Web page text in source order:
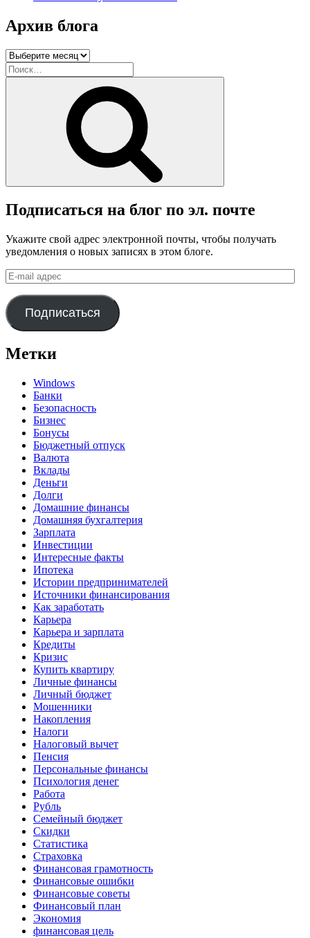
Архив блога
Архив
блога
Искать:
Подписаться на блог по эл. почте
Укажите свой адрес электронной почты, чтобы получать
уведомления о новых записях в этом блоге.
E-
mail
адрес
Подписаться
Метки
Windows
Банки
Безопасность
Бизнес
Бонусы
Бюджетный отпуск
Валюта
Вклады
Деньги
Долги
Домашние финансы
Домашняя бухгалтерия
Зарплата
Инвестиции
Интересные факты
Ипотека
Истории предпринимателей
Источники финансирования
Как заработать
Карьера
Карьера и зарплата
Кредиты
Кризис
Купить квартиру
Личные финансы
Личный бюджет
Мошенники
Накопления
Налоги
Налоговый вычет
Пенсия
Персональные финансы
Психология денег
Работа
Рубль
Семейный бюджет
Скидки
Статистика
Страховка
Финансовая грамотность
Финансовые ошибки
Финансовые советы
Финансовый план
Экономия
финансовая цель